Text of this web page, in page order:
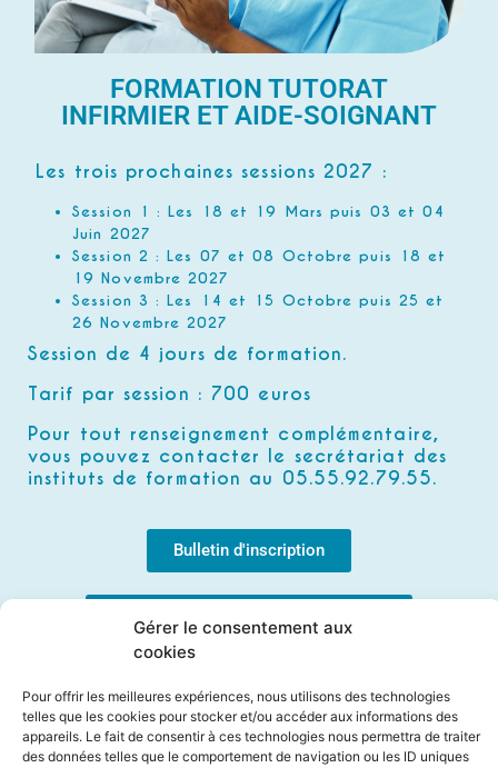
Gérer le consentement aux
cookies
Pour offrir les meilleures expériences, nous utilisons des technologies
telles que les cookies pour stocker et/ou accéder aux informations des
appareils. Le fait de consentir à ces technologies nous permettra de traiter
des données telles que le comportement de navigation ou les ID uniques
FORMATION TUTORAT
INFIRMIER ET AIDE-SOIGNANT
Les trois prochaines sessions 2027 :
Session 1 : Les 18 et 19 Mars puis 03 et 04
Juin 2027
Session 2 : Les 07 et 08 Octobre puis 18 et
19 Novembre 2027
Session 3 : Les 14 et 15 Octobre puis 25 et
26 Novembre 2027
Session de 4 jours de formation.
Tarif par session : 700 euros
Pour tout renseignement complémentaire,
vous pouvez contacter le secrétariat des
instituts de formation au 05.55.92.79.55.
Bulletin d'inscription
D'ELABORATION